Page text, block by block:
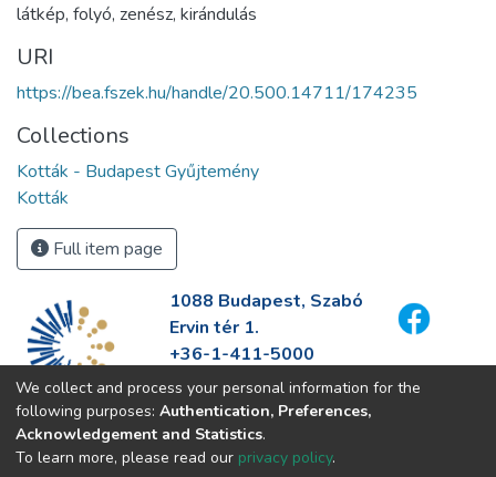
látkép, folyó, zenész, kirándulás
URI
https://bea.fszek.hu/handle/20.500.14711/174235
Collections
Kották - Budapest Gyűjtemény
Kották
Full item page
1088 Budapest, Szabó
Ervin tér 1.
+36-1-411-5000
info@fszek.hu
https://fszek.hu
We collect and process your personal information for the
following purposes: Authentication, Preferences,
Acknowledgement and Statistics.
To learn more, please read our privacy policy.